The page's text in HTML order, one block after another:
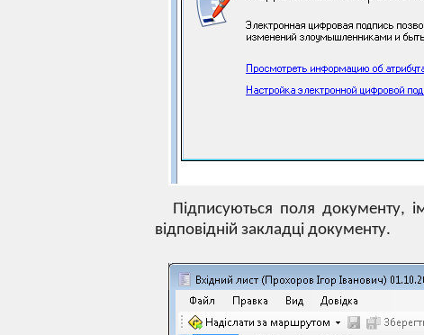
Підписуються поля документу,
відповідній закладці документу.